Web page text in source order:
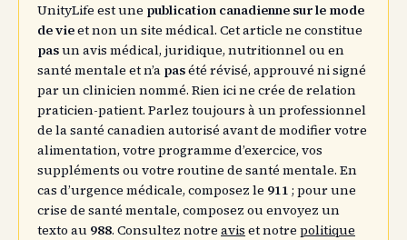
UnityLife est une publication canadienne sur le mode
de vieet non un site médical. Cet article ne constitue
pasun avis médical, juridique, nutritionnel ou en
santé mentale et n’a pasété révisé, approuvé ni signé
par un clinicien nommé. Rien ici ne crée de relation
praticien-patient. Parlez toujours à un professionnel
de la santé canadien autorisé avant de modifier votre
alimentation, votre programme d’exercice, vos
suppléments ou votre routine de santé mentale. En
cas d’urgence médicale, composez le 911 ; pour une
crise de santé mentale, composez ou envoyez un
texto au 988. Consultez notre avis et notre politique